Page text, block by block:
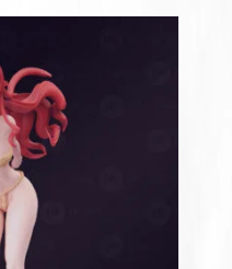
NSFW